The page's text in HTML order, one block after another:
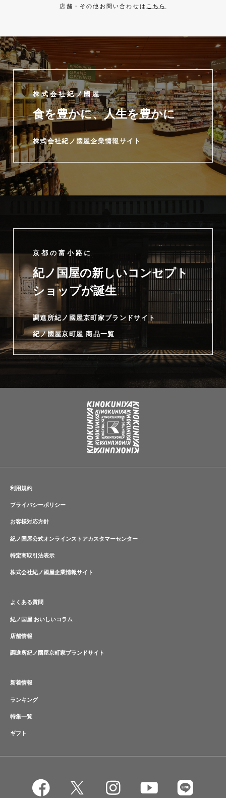
店舗・その他お問い合わせは こちら
株式会社紀ノ國屋
食を豊かに、人生を豊かに
株式会社紀ノ國屋企業情報サイト
京都の富小路に
紀ノ国屋の新しいコンセプト
ショップが誕生
調進所紀ノ國屋京町家ブランドサイト
紀ノ國屋京町屋 商品一覧
利用規約
プライバシーポリシー
お客様対応方針
紀ノ国屋公式オンラインストアカスタマーセンター
特定商取引法表示
株式会社紀ノ國屋企業情報サイト
よくある質問
紀ノ国屋 おいしいコラム
店舗情報
調進所紀ノ國屋京町家ブランドサイト
新着情報
ランキング
特集一覧
ギフト